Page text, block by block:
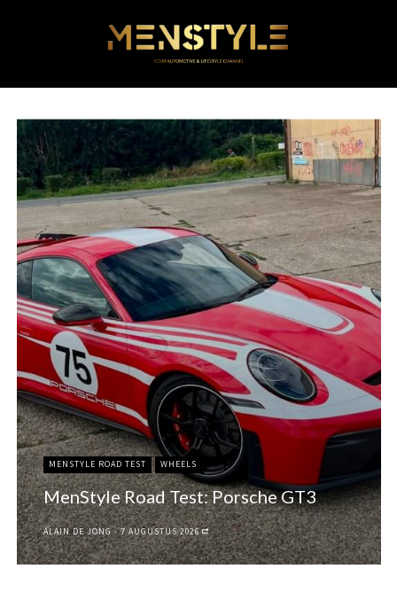
MENSTYLE ROAD TEST WHEELS
MenStyle Road Test: Porsche GT3
ALAIN DE JONG 7 AUGUSTUS 2026